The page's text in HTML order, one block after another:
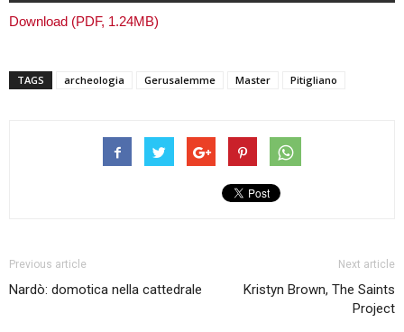
Download (PDF, 1.24MB)
TAGS archeologia Gerusalemme Master Pitigliano
Previous article
Nardò: domotica nella cattedrale
Next article
Kristyn Brown, The Saints
Project